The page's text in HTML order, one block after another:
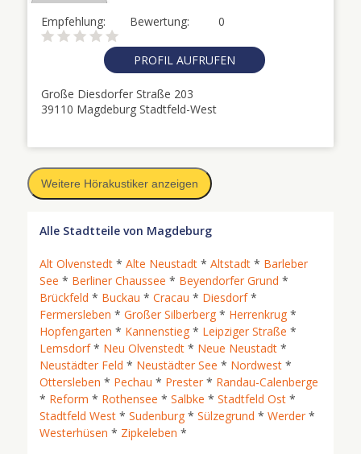
Empfehlung: 0
Bewertung:
PROFIL AUFRUFEN
Große Diesdorfer Straße 203
39110 Magdeburg Stadtfeld-West
Weitere Hörakustiker anzeigen
Alle Stadtteile von Magdeburg
Alt Olvenstedt * Alte Neustadt * Altstadt * Barleber
See * Berliner Chaussee * Beyendorfer Grund *
Brückfeld * Buckau * Cracau * Diesdorf*
Fermersleben * Großer Silberberg * Herrenkrug *
Hopfengarten * Kannenstieg * Leipziger Straße *
Lemsdorf* Neu Olvenstedt * Neue Neustadt *
Neustädter Feld * Neustädter See * Nordwest *
Ottersleben * Pechau * Prester * Randau-Calenberge
* Reform * Rothensee * Salbke * Stadtfeld Ost *
Stadtfeld West * Sudenburg * Sülzegrund * Werder *
Westerhüsen * Zipkeleben *